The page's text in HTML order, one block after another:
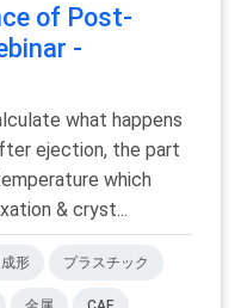
of Post-
-
what happens
ejection, the part
which
& cryst...
形 プラスチック